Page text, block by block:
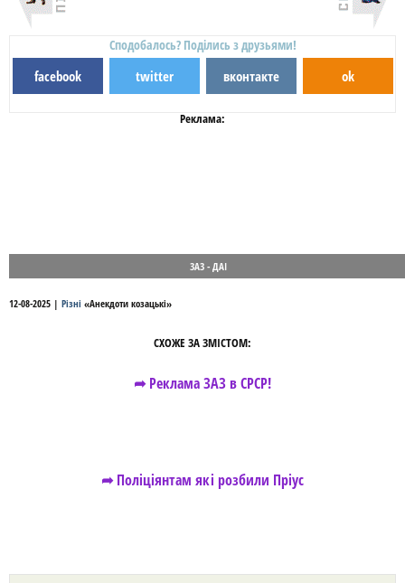
Сподобалось? Поділись з друзьями!
facebook twitter вконтакте ok
Реклама:
ЗАЗ - ДАІ
12-08-2025 | Різні «Анекдоти козацькі»
СХОЖЕ ЗА ЗМІСТОМ:
➦ Реклама ЗАЗ в СРСР!
➦ Поліціянтам які розбили Пріус